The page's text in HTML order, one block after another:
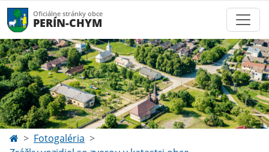
Oficiálne stránky obce
PERÍN-CHYM
Fotogaléria